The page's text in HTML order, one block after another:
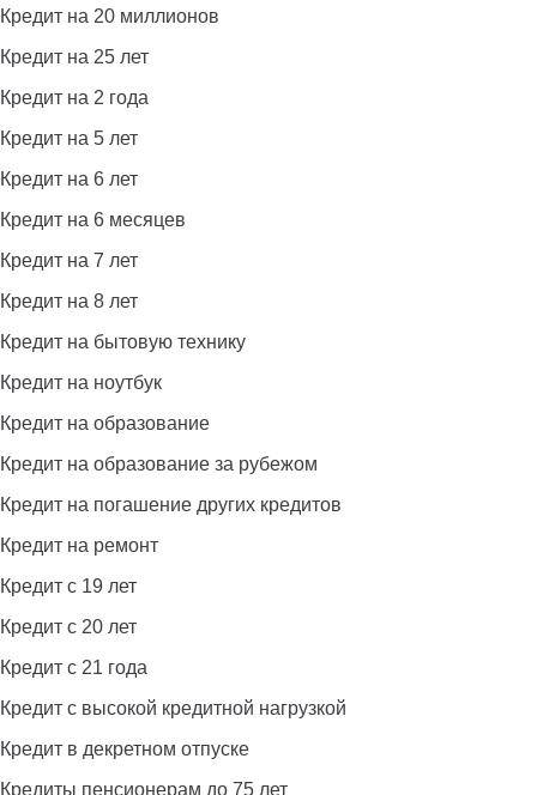
Кредит на 20 миллионов
Кредит на 25 лет
Кредит на 2 года
Кредит на 5 лет
Кредит на 6 лет
Кредит на 6 месяцев
Кредит на 7 лет
Кредит на 8 лет
Кредит на бытовую технику
Кредит на ноутбук
Кредит на образование
Кредит на образование за рубежом
Кредит на погашение других кредитов
Кредит на ремонт
Кредит с 19 лет
Кредит с 20 лет
Кредит с 21 года
Кредит с высокой кредитной нагрузкой
Кредит в декретном отпуске
Кредиты пенсионерам до 75 лет